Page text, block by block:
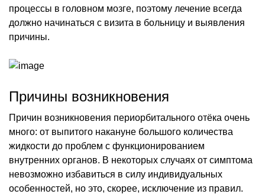
процессы в головном мозге, поэтому лечение всегда
должно начинаться с визита в больницу и выявления
причины.
Причины возникновения
Причин возникновения периорбитального отёка очень
много: от выпитого накануне большого количества
жидкости до проблем с функционированием
внутренних органов. В некоторых случаях от симптома
невозможно избавиться в силу индивидуальных
особенностей, но это, скорее, исключение из правил.